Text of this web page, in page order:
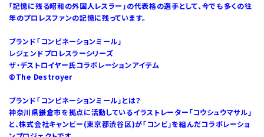
「記憶に残る昭和の外国人レスラー」の代表格の選手として、今でも多くの往
年のプロレスファンの記憶に残っています。
ブランド「コンビネーションミール」
レジェンドプロレスラーシリーズ
ザ・デストロイヤー氏コラボレーションアイテム
©The Destroyer
ブランド「コンビネーションミール」とは？
神奈川県鎌倉市を拠点に活動しているイラストレーター「コウシュウマサル」
と、株式会社キャンビー(東京都渋谷区)が「コンビ」を組んだコラボレーショ